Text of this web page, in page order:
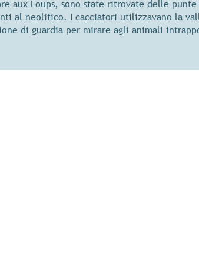
aux Loups, sono state ritrovate delle punte
al neolitico. I cacciatori utilizzavano la
di guardia per mirare agli animali